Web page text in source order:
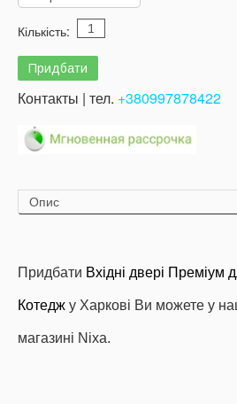
Кількість:
Контакты | тел. +380997878422
Опис
Придбати Вхідні двері Преміум
Котедж у Харкові Ви можете у
магазині Nixa.